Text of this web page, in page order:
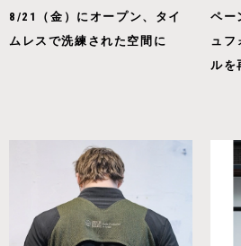
8/21（金）にオープン、タイ
ムレスで洗練された空間に
ペー
ュフ
ルを